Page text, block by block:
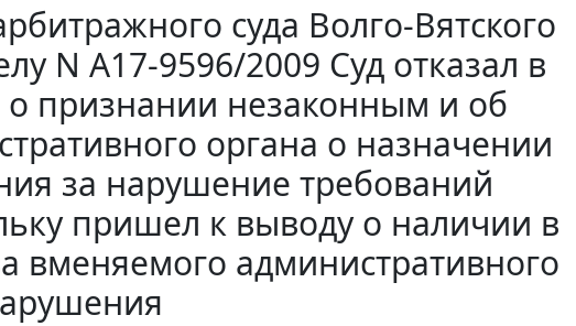
суда Волго-Вятского
N А17-9596/2009 Суд отказал в
о признании незаконным и об
органа о назначении
за нарушение требований
пришел к выводу о наличии в
вменяемого административного